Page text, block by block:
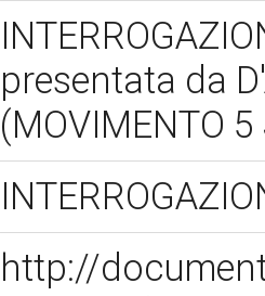
presentata da
(MOVIMENTO
http://